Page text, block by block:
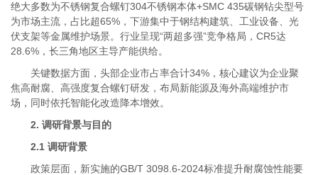
绝大多数为不锈钢复合螺钉304不锈钢本体+SMC 435碳钢钻尖型号
为市场主流，占比超65%，下游集中于钢结构建筑、工业设备、光
伏支架等金属维护场景。行业呈现“两超多强”竞争格局，CR5达
28.6%，长三角地区主导产能供给。
关键数据方面，头部企业市占率合计34%，核心建议为企业聚
焦高耐腐、高强度复合螺钉研发，布局新能源及海外高端维护市
场，同时依托智能化改造降本增效。
2. 调研背景与目的
2.1 调研背景
政策层面，新实施的GB/T 3098.6-2024标准提升耐腐蚀性能要